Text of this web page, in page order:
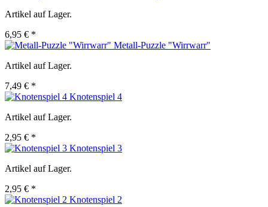
Artikel auf Lager.
6,95 € *
Metall-Puzzle "Wirrwarr"
Artikel auf Lager.
7,49 € *
Knotenspiel 4
Artikel auf Lager.
2,95 € *
Knotenspiel 3
Artikel auf Lager.
2,95 € *
Knotenspiel 2